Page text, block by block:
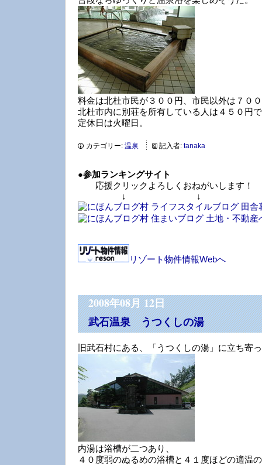
料金は北杜市民が３００円、市民以外は７０
北杜市内に別荘を所有している人は４５０円
定休日は火曜日。
カテゴリー: 温泉 記入者: tanaka
●参加ランキングサイト
応援クリックよろしくおねがいします！
↓ ↓
リゾート物件情報Webへ
2008年08月 12日
武石温泉 うつくしの湯
旧武石村にある、「うつくしの湯」に立ち寄
内湯は浴槽が二つあり、
４０度弱のぬるめの浴槽と４１度ほどの適温